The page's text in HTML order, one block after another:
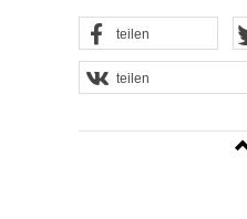
teilen
teilen